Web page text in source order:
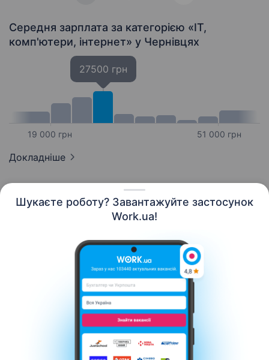
Шукаєте роботу? Завантажуйте застосунок
Work.ua!
Середня зарплата за категорією «IT,
комп'ютери, інтернет» у Чернівцях
19 000 грн
27500 грн
51 000 грн
Докладніше
Контакти Про нас
Кар’єра
Допомога Умови використання